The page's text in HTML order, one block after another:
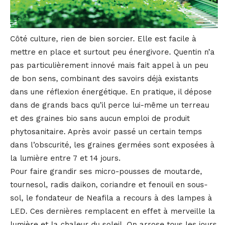
Côté culture, rien de bien sorcier. Elle est facile à
mettre en place et surtout peu énergivore. Quentin n’a
pas particulièrement innové mais fait appel à un peu
de bon sens, combinant des savoirs déjà existants
dans une réflexion énergétique. En pratique, il dépose
dans de grands bacs qu’il perce lui-même un terreau
et des graines bio sans aucun emploi de produit
phytosanitaire. Après avoir passé un certain temps
dans l’obscurité, les graines germées sont exposées à
la lumière entre 7 et 14 jours.
Pour faire grandir ses micro-pousses de moutarde,
tournesol, radis daikon, coriandre et fenouil en sous-
sol, le fondateur de Neafila a recours à des lampes à
LED. Ces dernières remplacent en effet à merveille la